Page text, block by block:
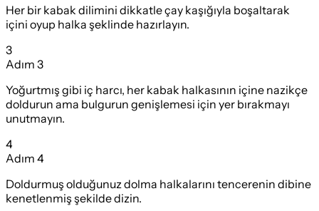
Her bir kabak dilimini dikkatle çay kaşığıyla boşaltarak
içini oyup halka şeklinde hazırlayın.
3
Adım 3
Yoğurtmış gibi iç harcı, her kabak halkasının içine nazikçe
doldurun ama bulgurun genişlemesi için yer bırakmayı
unutmayın.
4
Adım 4
Doldurmuş olduğunuz dolma halkalarını tencerenin dibine
kenetlenmiş şekilde dizin.